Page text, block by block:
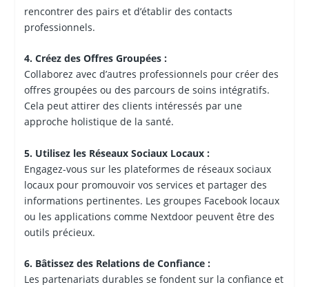
rencontrer des pairs et d’établir des contacts
professionnels.
4. Créez des Offres Groupées :
Collaborez avec d’autres professionnels pour créer des
offres groupées ou des parcours de soins intégratifs.
Cela peut attirer des clients intéressés par une
approche holistique de la santé.
5. Utilisez les Réseaux Sociaux Locaux :
Engagez-vous sur les plateformes de réseaux sociaux
locaux pour promouvoir vos services et partager des
informations pertinentes. Les groupes Facebook locaux
ou les applications comme Nextdoor peuvent être des
outils précieux.
6. Bâtissez des Relations de Confiance :
Les partenariats durables se fondent sur la confiance et